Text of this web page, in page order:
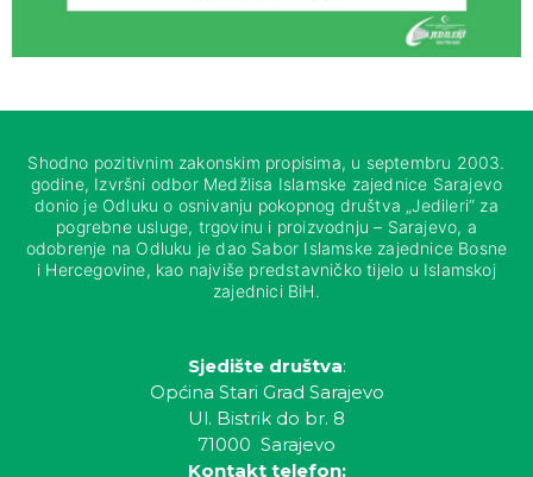
Shodno pozitivnim zakonskim propisima, u septembru 2003.
godine, Izvršni odbor Medžlisa Islamske zajednice Sarajevo
donio je Odluku o osnivanju pokopnog društva „Jedileri“ za
pogrebne usluge, trgovinu i proizvodnju – Sarajevo, a
odobrenje na Odluku je dao Sabor Islamske zajednice Bosne
i Hercegovine, kao najviše predstavničko tijelo u Islamskoj
zajednici BiH.
Sjedište društva:
Općina Stari Grad Sarajevo
Ul. Bistrik do br. 8
71000 Sarajevo
Kontakt telefon: